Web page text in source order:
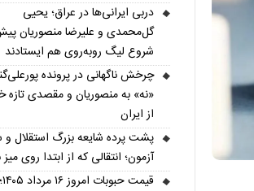
دربی ایرانی‌ها در عراق؛ یحیی
گل‌محمدی و علیرضا منصوریان
شروع لیگ روبه‌روی هم ایستادند
چرخش ناگهانی در پرونده
«نه» به منصوریان و مقصدی تازه
از ایران
پشت پرده شایعه بزرگ استقلال و
آزمون؛ انتقالی که از ابتدا روی میز